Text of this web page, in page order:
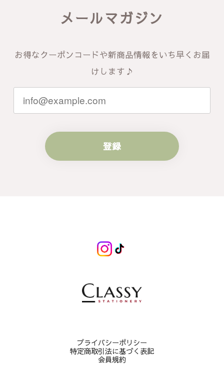
メールマガジン
お得なクーポンコードや新商品情報をいち早くお届
けします♪
登録
プライバシーポリシー
特定商取引法に基づく表記
会員規約